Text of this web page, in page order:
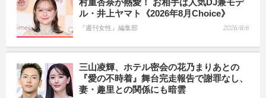
ル・井上ヤマト《2026年8月Choice》
『週刊女性』編集部 2026/8/6
三山凌輝、ホテル密会の花乃まりあとの
『愛の不時着』舞台完走報告で謝罪なし、
妻・趣里との関係にも暗雲